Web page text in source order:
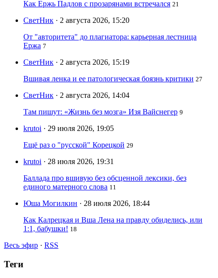
Как Ержь Падлов с прозарянами встречался 21
СветНик · 2 августа 2026, 15:20
От "авторитета" до плагиатора: карьерная лестница
Ержа 7
СветНик · 2 августа 2026, 15:19
Вшивая ленка и ее патологическая боязнь критики 27
СветНик · 2 августа 2026, 14:04
Там пишут: «Жизнь без мозга» Изя Вайснегер 9
krutoi · 29 июля 2026, 19:05
Ещё раз о "русской" Корецкой 29
krutoi · 28 июля 2026, 19:31
Баллада про вшивую без обсценной лексики, без
единого матерного слова 11
Юша Могилкин · 28 июля 2026, 18:44
Как Калрецкая и Вша Лена на правду обиделись, или
1:1, бабушки! 18
Весь эфир · RSS
Теги